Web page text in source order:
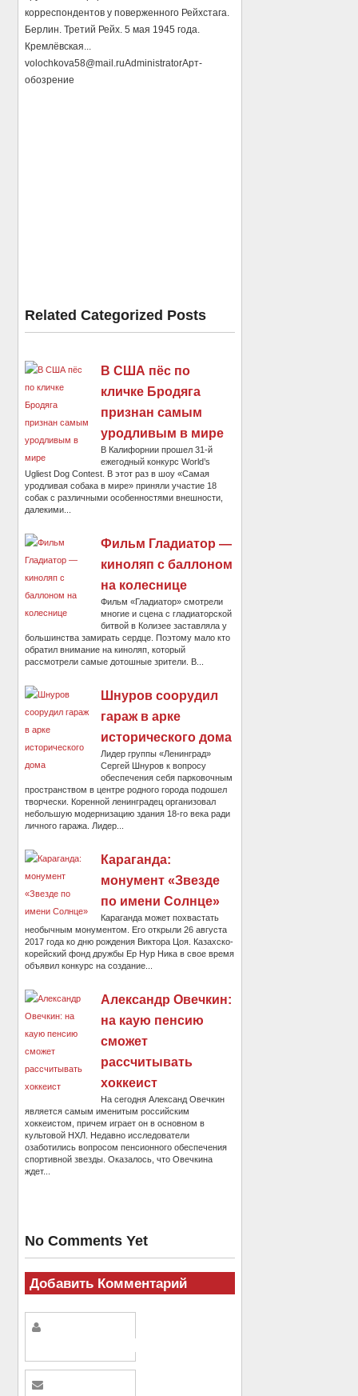
корреспондентов у поверженного Рейхстага.
Берлин. Третий Рейх. 5 мая 1945 года.
Кремлёвская...
volochkova58@mail.ruAdministratorАрт-
обозрение
Related Categorized Posts
В США пёс по
кличке Бродяга
признан самым
уродливым в мире
В Калифорнии прошел 31-й
ежегодный конкурс World’s
Ugliest Dog Contest. В этот раз в шоу «Самая
уродливая собака в мире» приняли участие 18
собак с различными особенностями внешности,
далекими...
Фильм Гладиатор —
киноляп с баллоном
на колеснице
Фильм «Гладиатор» смотрели
многие и сцена с гладиаторской
битвой в Колизее заставляла у
большинства замирать сердце. Поэтому мало кто
обратил внимание на киноляп, который
рассмотрели самые дотошные зрители. В...
Шнуров соорудил
гараж в арке
исторического дома
Лидер группы «Ленинград»
Сергей Шнуров к вопросу
обеспечения себя парковочным
пространством в центре родного города подошел
творчески. Коренной ленинградец организовал
небольшую модернизацию здания 18-го века ради
личного гаража. Лидер...
Караганда:
монумент «Звезде
по имени Солнце»
Караганда может похвастать
необычным монументом. Его открыли 26 августа
2017 года ко дню рождения Виктора Цоя. Казахско-
корейский фонд дружбы Ер Нур Ника в свое время
объявил конкурс на создание...
Александр Овечкин:
на каую пенсию
сможет
рассчитывать
хоккеист
На сегодня Александ Овечкин
является самым именитым российским
хоккеистом, причем играет он в основном в
культовой НХЛ. Недавно исследователи
озаботились вопросом пенсионного обеспечения
спортивной звезды. Оказалось, что Овечкина
ждет...
No Comments Yet
Добавить Комментарий